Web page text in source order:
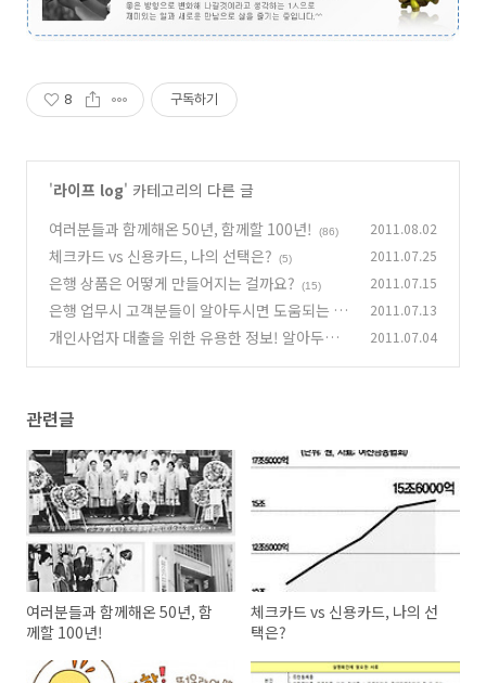
8 구독하기
'라이프 log' 카테고리의 다른 글
여러분들과 함께해온 50년, 함께할 100년!
(86) 2011.08.02
체크카드 vs 신용카드, 나의 선택은? (5) 2011.07.25
은행 상품은 어떻게 만들어지는 걸까요? (15) 2011.07.15
은행 업무시 고객분들이 알아두시면 도움되는 Ti
p!
(11)
2011.07.13
개인사업자 대출을 위한 유용한 정보! 알아두면
2011.07.04
관련글
여러분들과 함께해온 50년, 함
께할 100년!
체크카드 vs 신용카드, 나의 선
택은?